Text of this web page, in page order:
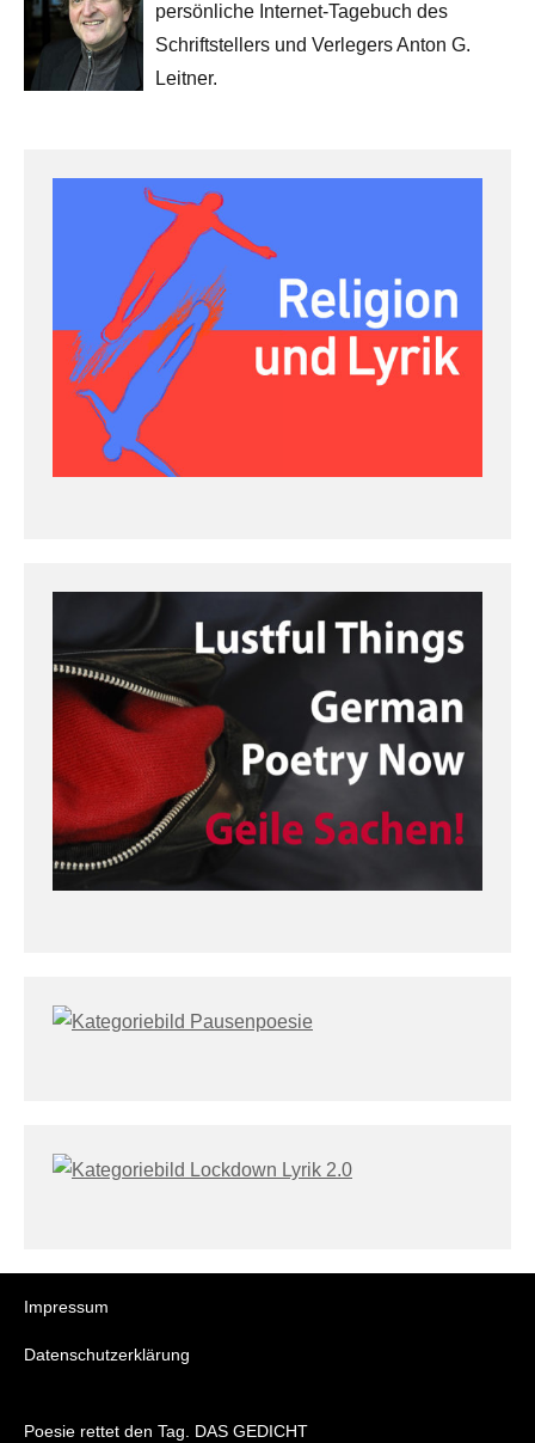
persönliche Internet-Tagebuch des
Schriftstellers und Verlegers Anton G.
Leitner.
Impressum
Datenschutzerklärung
Poesie rettet den Tag. DAS GEDICHT